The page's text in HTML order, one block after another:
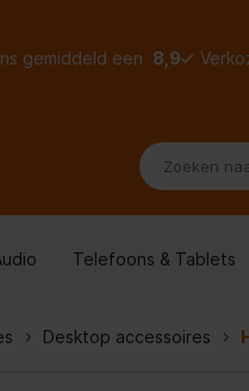
gemiddeld een 8,9
Telefoons & Tablets
Desktop accessoires